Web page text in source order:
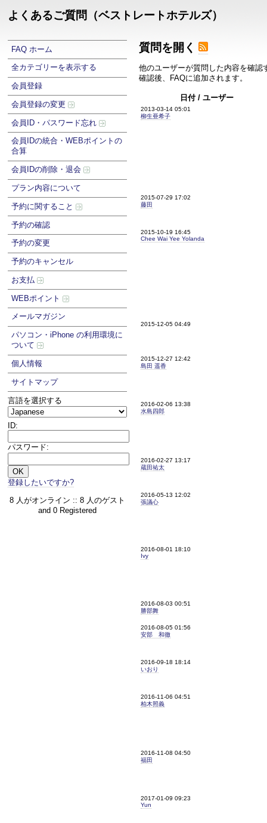
よくあるご質問（ベストレートホテルズ）
FAQ ホーム
全カテゴリーを表示する
会員登録
会員登録の変更
会員ID・パスワード忘れ
会員IDの統合・WEBポイントの
合算
会員IDの削除・退会
プラン内容について
予約に関すること
予約の確認
予約の変更
予約のキャンセル
お支払
WEBポイント
メールマガジン
パソコン・iPhone の利用環境に
ついて
個人情報
サイトマップ
言語を選択する
ID:
パスワード:
登録したいですか?
8 人がオンライン :: 8 人のゲスト
and 0 Registered
質問を開く
他のユーザーが質問した内容を確
確認後、FAQに追加されます。
日付 / ユーザー
2013-03-14 05:01
柳生亜希子
2015-07-29 17:02
藤田
2015-10-19 16:45
Chee Wai Yee Yolanda
2015-12-05 04:49
2015-12-27 12:42
島田 遥香
2016-02-06 13:38
水島四郎
2016-02-27 13:17
蔵田祐太
2016-05-13 12:02
張議心
2016-08-01 18:10
Ivy
2016-08-03 00:51
勝部舞
2016-08-05 01:56
安部 和徹
2016-09-18 18:14
いおり
2016-11-06 04:51
柏木照義
2016-11-08 04:50
福田
2017-01-09 09:23
Yun